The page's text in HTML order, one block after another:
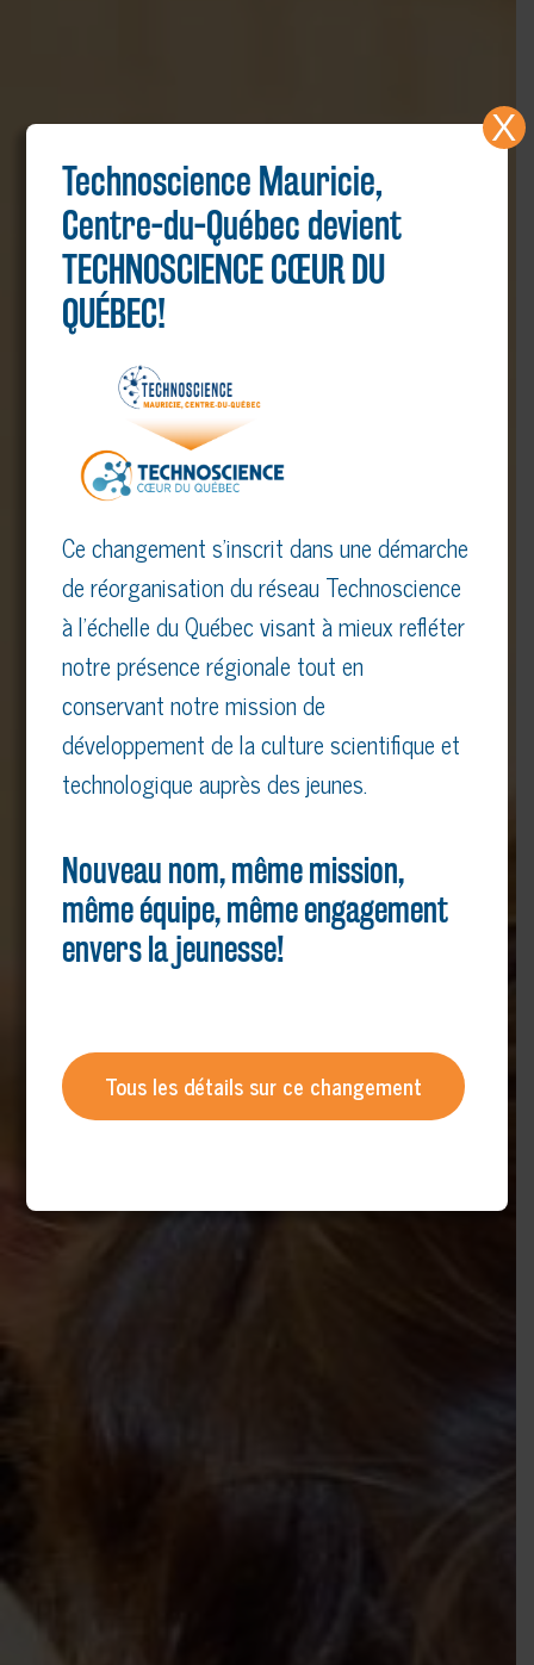
Technoscience Mauricie,
Centre-du-Québec devient
TECHNOSCIENCE CŒUR DU
QUÉBEC!
Ce changement s’inscrit dans une démarche
de réorganisation du réseau Technoscience
à l’échelle du Québec visant à mieux refléter
notre présence régionale tout en
conservant notre mission de
développement de la culture scientifique et
technologique auprès des jeunes.
Nouveau nom, même mission,
même équipe, même engagement
envers la jeunesse!
Tous les détails sur ce changement
X